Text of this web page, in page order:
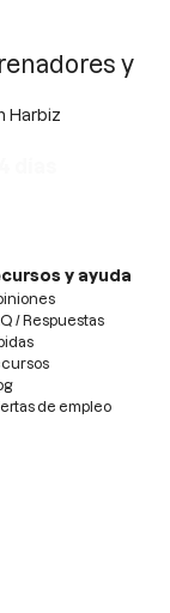
y
Harbiz
y ayuda
/ Respuestas
de empleo